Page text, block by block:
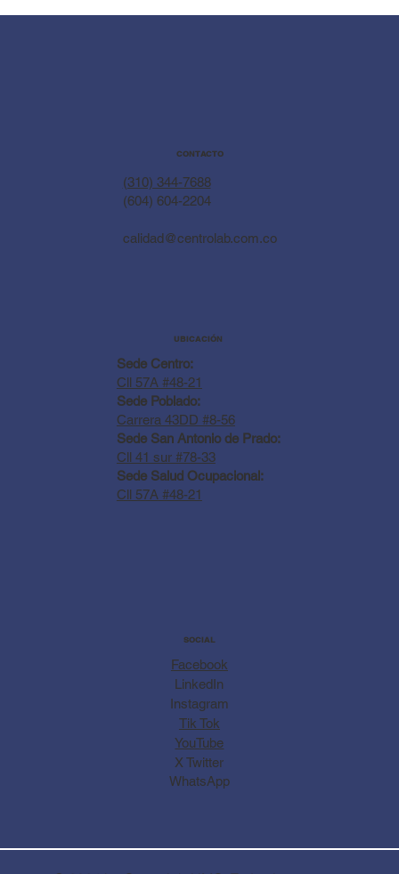
CONTACTO
(310) 344-7688
(604) 604-2204
calidad@centrolab.com.co
UBICACIÓN
Sede Centro:
Cll 57A #48-21
Sede Poblado:
Carrera 43DD #8-56
Sede San Antonio de Prado:
Cll 41 sur #78-33
Sede Salud Ocupacional:
Cll 57A #48-21
SOCIAL
Facebook
Instagram
LinkedIn
Tik Tok
YouTube
X Twitter
WhatsApp